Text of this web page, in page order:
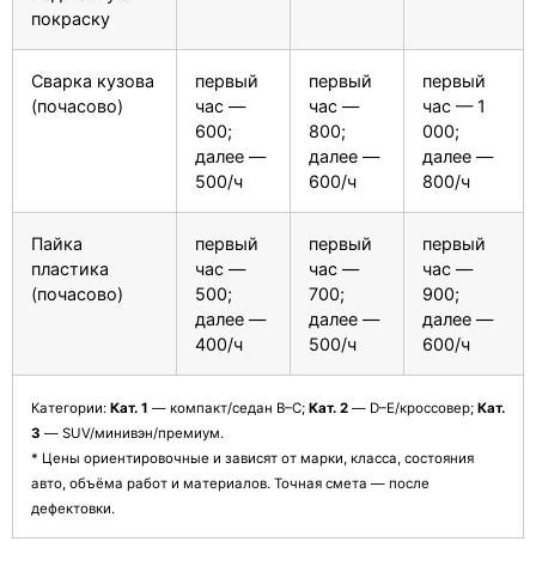
покраску
Сварка кузова
(почасово)
первый
час —
600;
далее —
500/ч
первый
час —
800;
далее —
600/ч
первый
час — 1
000;
далее —
800/ч
Пайка
пластика
(почасово)
первый
час —
500;
далее —
400/ч
первый
час —
700;
далее —
500/ч
первый
час —
900;
далее —
600/ч
Категории: Кат. 1 — компакт/седан B–C; Кат. 2 — D–E/кроссовер; Кат.
3 — SUV/минивэн/премиум.
* Цены ориентировочные и зависят от марки, класса, состояния
авто, объёма работ и материалов. Точная смета — после
дефектовки.